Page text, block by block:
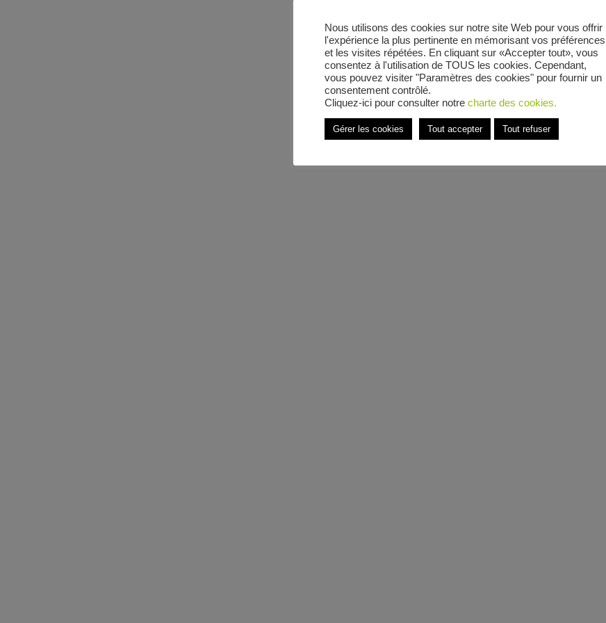
Nous utilisons des cookies sur notre site Web pour vous offrir
l'expérience la plus pertinente en mémorisant vos préférences
et les visites répétées. En cliquant sur «Accepter tout», vous
consentez à l'utilisation de TOUS les cookies. Cependant,
vous pouvez visiter "Paramètres des cookies" pour fournir un
consentement contrôlé.
Cliquez-ici pour consulter notre charte des cookies.
Gérer les cookies Tout accepter Tout refuser